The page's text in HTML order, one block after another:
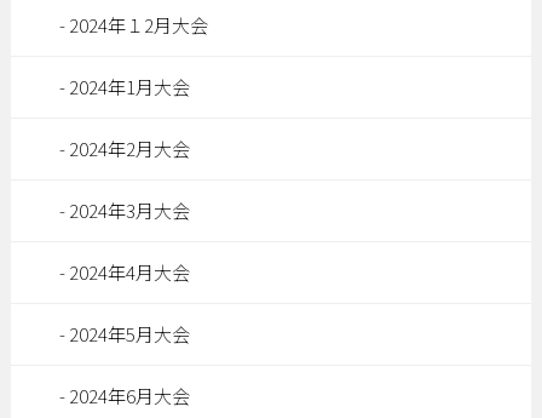
2024年１2月大会
2024年1月大会
2024年2月大会
2024年3月大会
2024年4月大会
2024年5月大会
2024年6月大会